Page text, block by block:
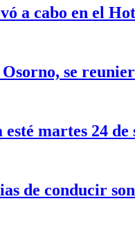
a cabo en el
se
martes 24
de conducir